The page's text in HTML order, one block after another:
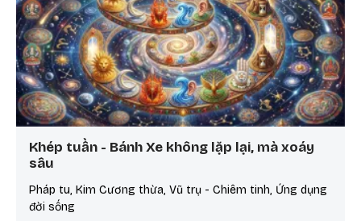
Khép tuần - Bánh Xe không lặp lại, mà xoáy
sâu
Pháp tu, Kim Cương thừa, Vũ trụ - Chiêm tinh, Ứng dụng
đời sống